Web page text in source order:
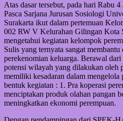
Atas dasar tersebut, pada hari Rabu
Pasca Sarjana Jurusan Sosiologi
Surakarta ikut dalam pertemuan
002 RW V Kelurahan Gilingan Kota
mengetahui kegiatan kelompok
Sulis yang ternyata sangat
perekenomian keluarga. Berawal dari
potensi wilayah yang dilakukan oleh
memiliki kesadaran dalam mengelola
bentuk kegiatan : 1. Pra koperasi
menciptakan produk olahan pangan
meningkatkan ekonomi perempuan.